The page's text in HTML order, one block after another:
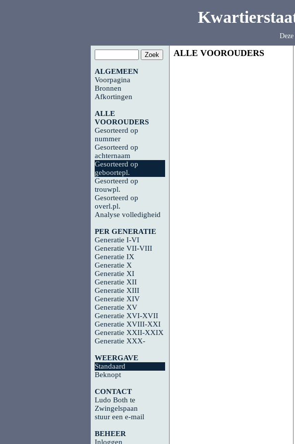
ALGEMEEN
Voorpagina
Bronnen
Afkortingen
ALLE
VOOROUDERS
Gesorteerd op
nummer
Gesorteerd op
achternaam
Gesorteerd op
geboortepl.
Gesorteerd op
trouwpl.
Gesorteerd op
overl.pl.
Analyse volledigheid
PER GENERATIE
Generatie I-VI
Generatie VII-VIII
Generatie IX
Generatie X
Generatie XI
Generatie XII
Generatie XIII
Generatie XIV
Generatie XV
Generatie XVI-XVII
Generatie XVIII-XXI
Generatie XXII-XXIX
Generatie XXX-
WEERGAVE
Standaard
Beknopt
CONTACT
Ludo Both te
Zwingelspaan
stuur een e-mail
BEHEER
Inloggen
ALLE VOOROUDERS